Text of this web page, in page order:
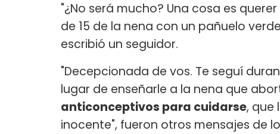
"¿No será mucho? Una cosa es
de 15 de la nena con un pañuelo
escribió un seguidor.
"Decepcionada de vos. Te seguí
lugar de enseñarle a la nena que
anticonceptivos para cuidarse, que
inocente", fueron otros mensajes de